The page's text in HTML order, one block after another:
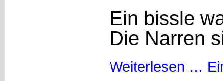
Ein bissle
Die Narren
Weiterlesen …